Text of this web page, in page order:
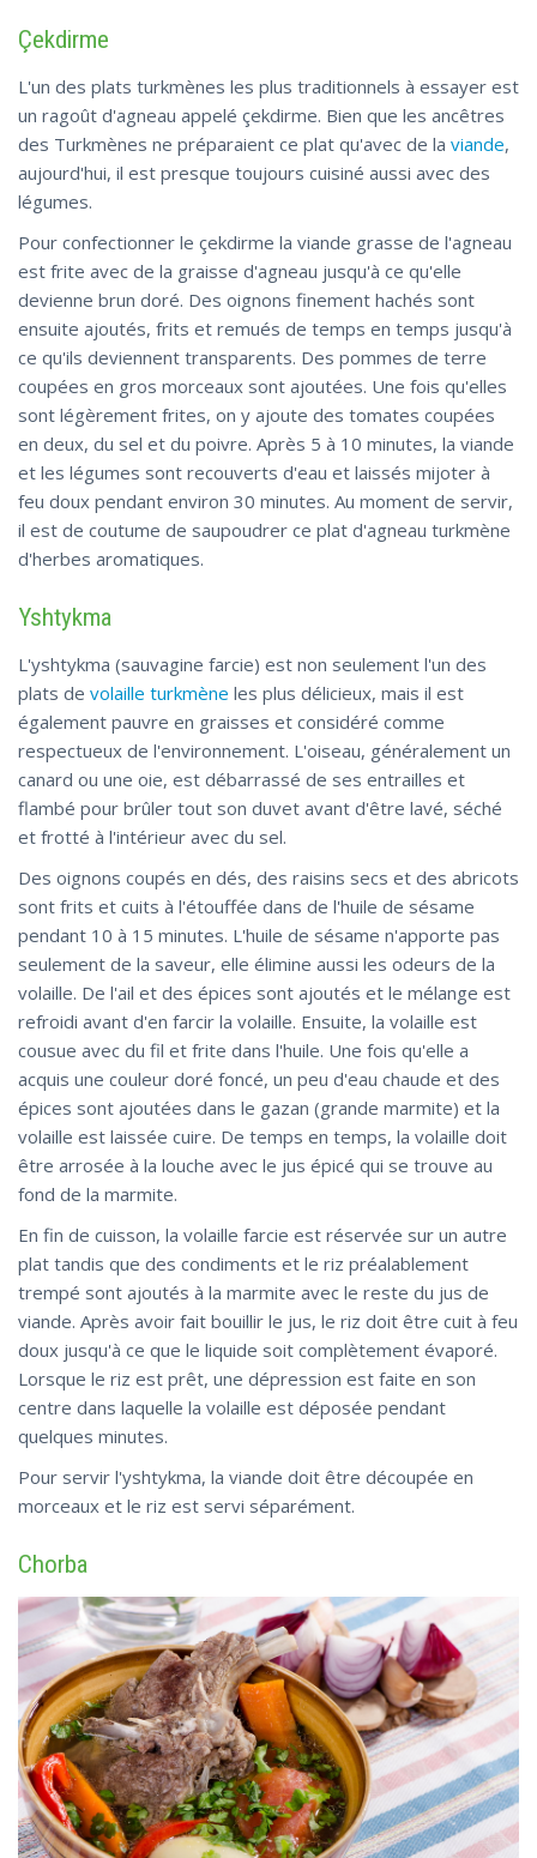
Çekdirme
L'un des plats turkmènes les plus traditionnels à essayer est
un ragoût d'agneau appelé çekdirme. Bien que les ancêtres
des Turkmènes ne préparaient ce plat qu'avec de la viande,
aujourd'hui, il est presque toujours cuisiné aussi avec des
légumes.
Pour confectionner le çekdirme la viande grasse de l'agneau
est frite avec de la graisse d'agneau jusqu'à ce qu'elle
devienne brun doré. Des oignons finement hachés sont
ensuite ajoutés, frits et remués de temps en temps jusqu'à
ce qu'ils deviennent transparents. Des pommes de terre
coupées en gros morceaux sont ajoutées. Une fois qu'elles
sont légèrement frites, on y ajoute des tomates coupées
en deux, du sel et du poivre. Après 5 à 10 minutes, la viande
et les légumes sont recouverts d'eau et laissés mijoter à
feu doux pendant environ 30 minutes. Au moment de servir,
il est de coutume de saupoudrer ce plat d'agneau turkmène
d'herbes aromatiques.
Yshtykma
L'yshtykma (sauvagine farcie) est non seulement l'un des
plats de volaille turkmène les plus délicieux, mais il est
également pauvre en graisses et considéré comme
respectueux de l'environnement. L'oiseau, généralement un
canard ou une oie, est débarrassé de ses entrailles et
flambé pour brûler tout son duvet avant d'être lavé, séché
et frotté à l'intérieur avec du sel.
Des oignons coupés en dés, des raisins secs et des abricots
sont frits et cuits à l'étouffée dans de l'huile de sésame
pendant 10 à 15 minutes. L'huile de sésame n'apporte pas
seulement de la saveur, elle élimine aussi les odeurs de la
volaille. De l'ail et des épices sont ajoutés et le mélange est
refroidi avant d'en farcir la volaille. Ensuite, la volaille est
cousue avec du fil et frite dans l'huile. Une fois qu'elle a
acquis une couleur doré foncé, un peu d'eau chaude et des
épices sont ajoutées dans le gazan (grande marmite) et la
volaille est laissée cuire. De temps en temps, la volaille doit
être arrosée à la louche avec le jus épicé qui se trouve au
fond de la marmite.
En fin de cuisson, la volaille farcie est réservée sur un autre
plat tandis que des condiments et le riz préalablement
trempé sont ajoutés à la marmite avec le reste du jus de
viande. Après avoir fait bouillir le jus, le riz doit être cuit à feu
doux jusqu'à ce que le liquide soit complètement évaporé.
Lorsque le riz est prêt, une dépression est faite en son
centre dans laquelle la volaille est déposée pendant
quelques minutes.
Pour servir l'yshtykma, la viande doit être découpée en
morceaux et le riz est servi séparément.
Chorba